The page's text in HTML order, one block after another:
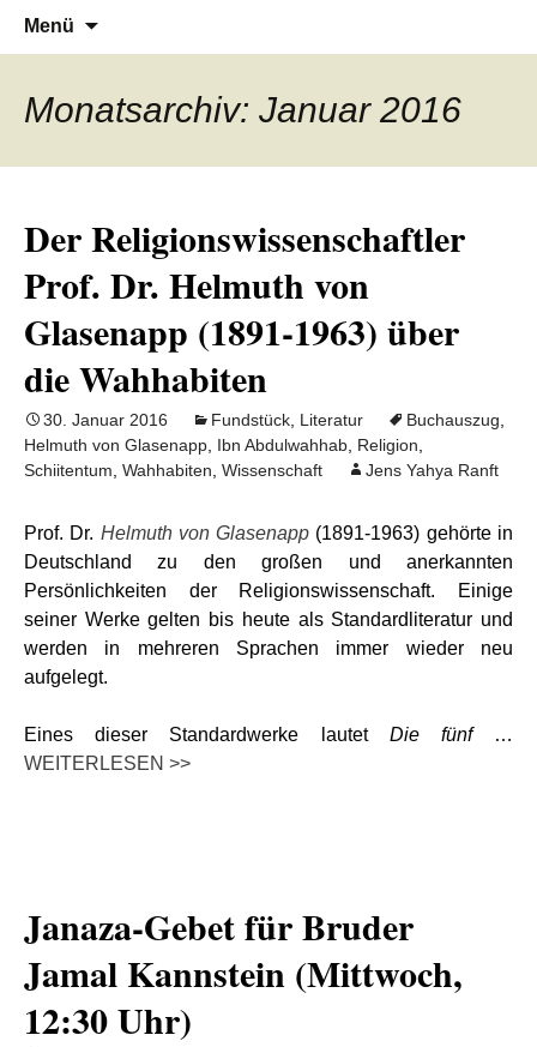
Al-Adala.de
Denn die Gerechtigkeit ist die Grundlage
von allem
Menü
Monatsarchiv: Januar 2016
Der Religionswissenschaftler
Prof. Dr. Helmuth von
Glasenapp (1891-1963) über
die Wahhabiten
30. Januar 2016 Fundstück Literatur Buchauszug
Helmuth von Glasenapp Ibn Abdulwahhab Religion
Schiitentum Wahhabiten Wissenschaft Jens Yahya Ranft
Prof. Dr. Helmuth von Glasenapp (1891-1963) gehörte in
Deutschland zu den großen und anerkannten
Persönlichkeiten der Religionswissenschaft. Einige
seiner Werke gelten bis heute als Standardliteratur und
werden in mehreren Sprachen immer wieder neu
aufgelegt.
Eines dieser Standardwerke lautet Die fünf
…
WEITERLESEN >>
Janaza-Gebet für Bruder
Jamal Kannstein (Mittwoch,
12:30 Uhr)